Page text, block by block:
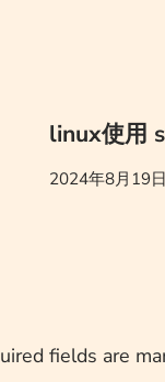
linux使用
2024年8月19日
fields are